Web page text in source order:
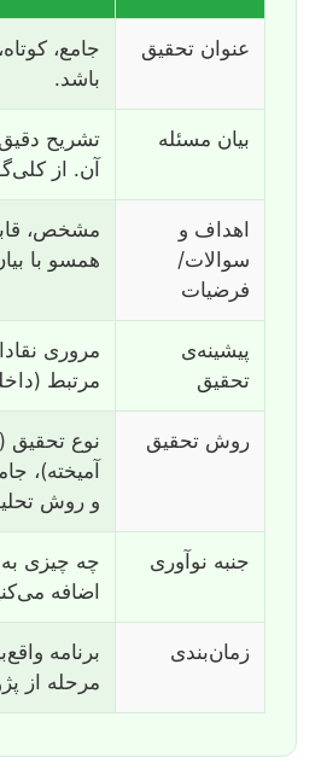
عنوان تحقیق
جامع،
باشد.
بیان مسئله
تشریح
آن. از
اهداف و
سوالات/
فرضیات
مشخص،
همسو با
پیشینه‌ی
تحقیق
مروری
مرتبط
روش تحقیق
نوع تحقیق
آمیخته)،
و روش
جنبه نوآوری
چه چیزی
اضافه
زمان‌بندی
برنامه
مرحله از